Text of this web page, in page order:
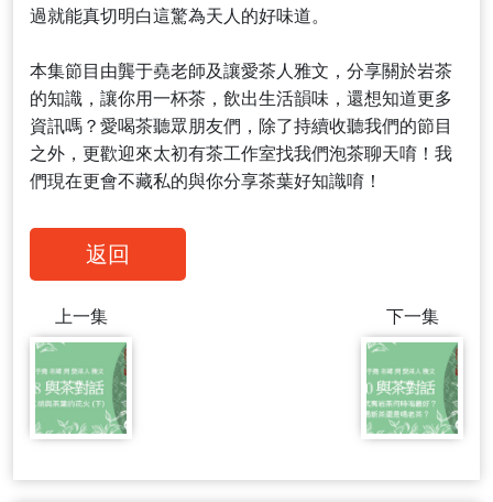
過就能真切明白這驚為天人的好味道。
本集節目由龔于堯老師及讓愛茶人雅文，分享關於岩茶
的知識，讓你用一杯茶，飲出生活韻味，還想知道更多
資訊嗎？愛喝茶聽眾朋友們，除了持續收聽我們的節目
之外，更歡迎來太初有茶工作室找我們泡茶聊天唷！我
們現在更會不藏私的與你分享茶葉好知識唷！
返回
上一集 下一集